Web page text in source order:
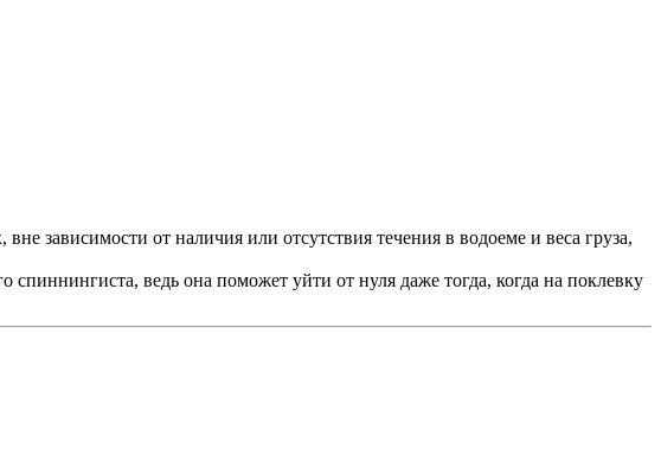
зависимости от наличия или отсутствия течения в водоеме и веса груза,
ведь она поможет уйти от нуля даже тогда, когда на поклевку